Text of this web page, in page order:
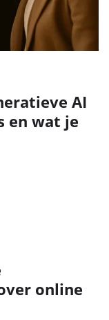
AI
en wat je
online